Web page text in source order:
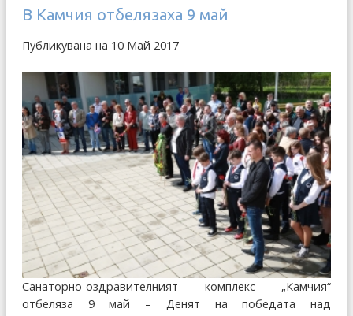
В Камчия отбелязаха 9 май
Публикувана на 10 Май 2017
Санаторно-оздравителният комплекс „Камчия“
отбеляза 9 май – Денят на победата над